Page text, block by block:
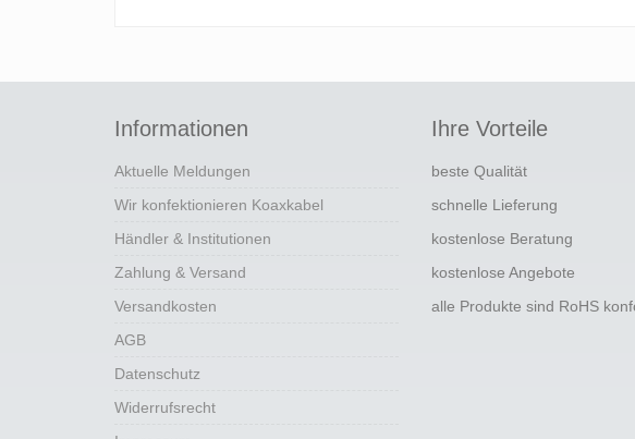
Informationen
Aktuelle Meldungen
Wir konfektionieren Koaxkabel
Händler & Institutionen
Zahlung & Versand
Versandkosten
AGB
Datenschutz
Widerrufsrecht
Ihre Vorteile
beste Qualität
schnelle Lieferung
kostenlose Beratung
kostenlose Angebote
alle Produkte sind RoHS